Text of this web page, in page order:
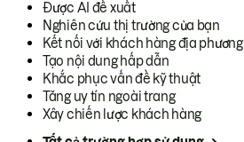
Được AI đề xuất
Nghiên cứu thị trường của bạn
Kết nối với khách hàng địa phương
Tạo nội dung hấp dẫn
Khắc phục vấn đề kỹ thuật
Tăng uy tín ngoài trang
Xây chiến lược khách hàng